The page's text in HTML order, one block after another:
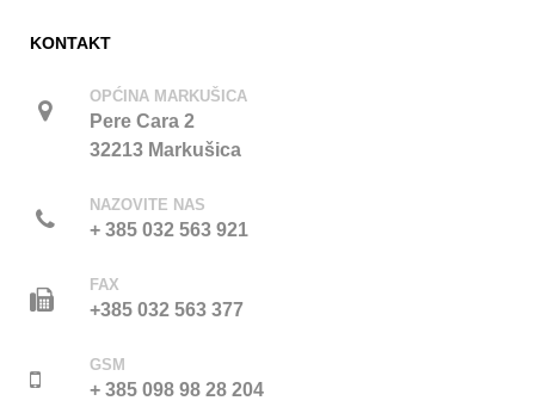
KONTAKT
OPĆINA MARKUŠICA
Pere Cara 2
32213 Markušica
NAZOVITE NAS
+ 385 032 563 921
FAX
+385 032 563 377
GSM
+ 385 098 98 28 204